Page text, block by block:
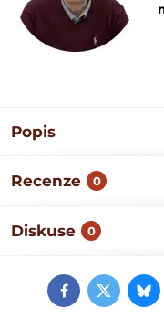
Popis
Recenze 0
Diskuse 0
FacebookTwitter